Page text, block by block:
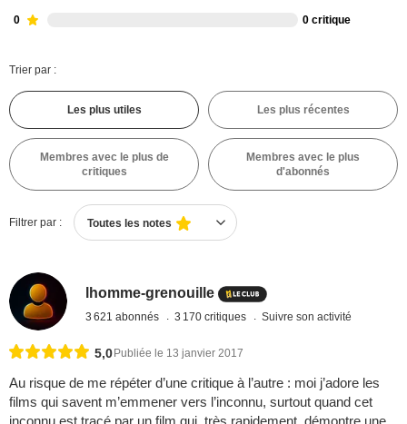
0 0 critique
Trier par :
Les plus utiles Les plus récentes
Membres avec le plus de
critiques
Membres avec le plus
d'abonnés
Filtrer par : Toutes les notes
lhomme-grenouille
3 621 abonnés 3 170 critiques Suivre son activité
5,0 Publiée le 13 janvier 2017
Au risque de me répéter d’une critique à l’autre : moi j’adore les
films qui savent m’emmener vers l’inconnu, surtout quand cet